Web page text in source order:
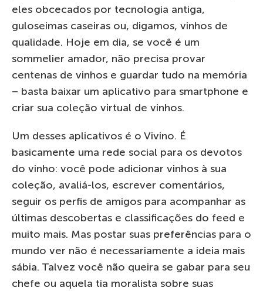
eles obcecados por tecnologia antiga,
guloseimas caseiras ou, digamos, vinhos de
qualidade. Hoje em dia, se você é um
sommelier amador, não precisa provar
centenas de vinhos e guardar tudo na memória
– basta baixar um aplicativo para smartphone e
criar sua coleção virtual de vinhos.
Um desses aplicativos é o Vivino. É
basicamente uma rede social para os devotos
do vinho: você pode adicionar vinhos à sua
coleção, avaliá-los, escrever comentários,
seguir os perfis de amigos para acompanhar as
últimas descobertas e classificações do feed e
muito mais. Mas postar suas preferências para o
mundo ver não é necessariamente a ideia mais
sábia. Talvez você não queira se gabar para seu
chefe ou aquela tia moralista sobre suas